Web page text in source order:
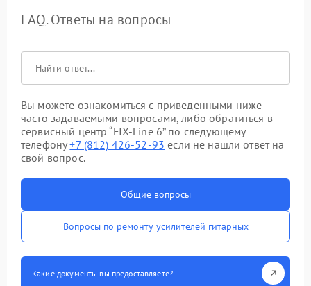
FAQ. Ответы на вопросы
Вы можете ознакомиться с приведенными ниже
часто задаваемыми вопросами, либо обратиться в
сервисный центр “FIX-Line 6” по следующему
телефону+7 (812) 426-52-93 если не нашли ответ на
свой вопрос.
Общие вопросы
Вопросы по ремонту усилителей гитарных
Какие документы вы предоставляете?